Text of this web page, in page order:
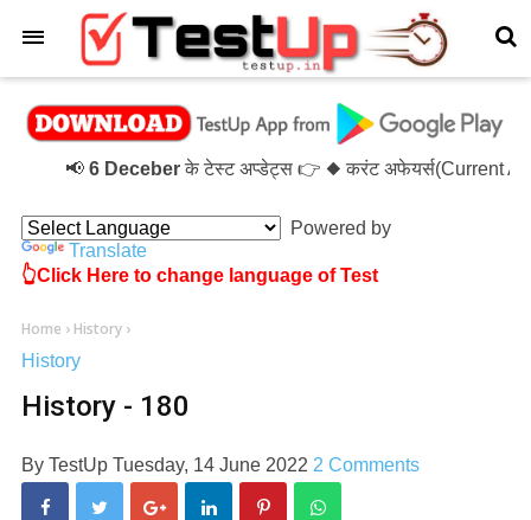
6 Deceberके टेस्ट अप्डेट्स 👉 ◆ करंट अफेयर्स(Current
Powered by
Translate
👆Click Here to change language of Test
Home › History ›
History
History - 180
By TestUp Tuesday, 14 June 2022 2 Comments